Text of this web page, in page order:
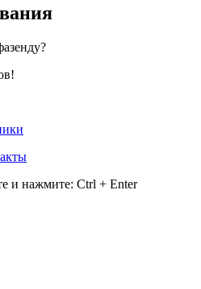
и нажмите: Ctrl + Enter